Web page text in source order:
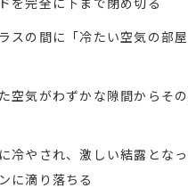
スの間に「冷たい空気の部
空気がわずかな隙間からそ
冷やされ、激しい結露とな
に滴り落ちる